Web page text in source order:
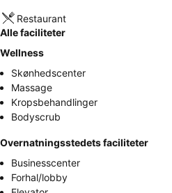
Restaurant
Alle faciliteter
Wellness
Skønhedscenter
Massage
Kropsbehandlinger
Bodyscrub
Overnatningsstedets faciliteter
Businesscenter
Forhal/lobby